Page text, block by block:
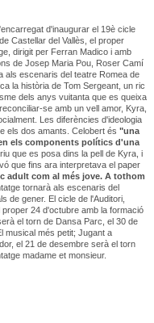
d'inaugurar el 19è cicle
Castellar del Vallès, el proper
dirigit per Ferran Madico i amb
de Josep Maria Pou, Roser Camí
als escenaris del teatre Romea de
la història de Tom Sergeant, un ric
dels anys vuitanta que es queixa
se amb un vell amor, Kyra,
Les diferències d'ideologia
els dos amants. Celobert és "una
els components polítics d'una
que es posa dins la pell de Kyra, i
que fins ara interpretava el paper
adult com al més jove. A tothom
tornarà als escenaris del
de gener. El cicle de l'Auditori,
24 d'octubre amb la formació
el torn de Dansa Parc, el 30 de
musical més petit; Jugant a
el 21 de desembre serà el torn
madame et monsieur.